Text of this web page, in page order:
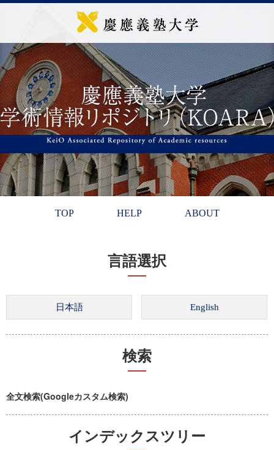
TOP HELP ABOUT
言語選択
検索
全文検索(Googleカスタム検索)
インデックスツリー